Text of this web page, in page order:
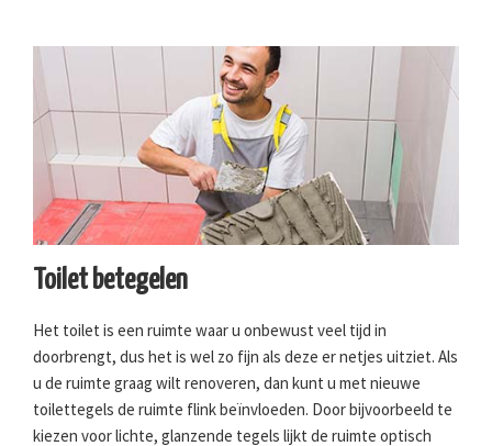
Toilet betegelen
Het toilet is een ruimte waar u onbewust veel tijd in
doorbrengt, dus het is wel zo fijn als deze er netjes uitziet. Als
u de ruimte graag wilt renoveren, dan kunt u met nieuwe
toilettegels de ruimte flink beïnvloeden. Door bijvoorbeeld te
kiezen voor lichte, glanzende tegels lijkt de ruimte optisch